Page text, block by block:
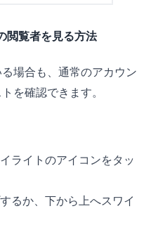
閲覧者を見る方法
場合も、通常のアカウン
を確認できます。
ライトのアイコンをタッ
るか、下から上へスワイ